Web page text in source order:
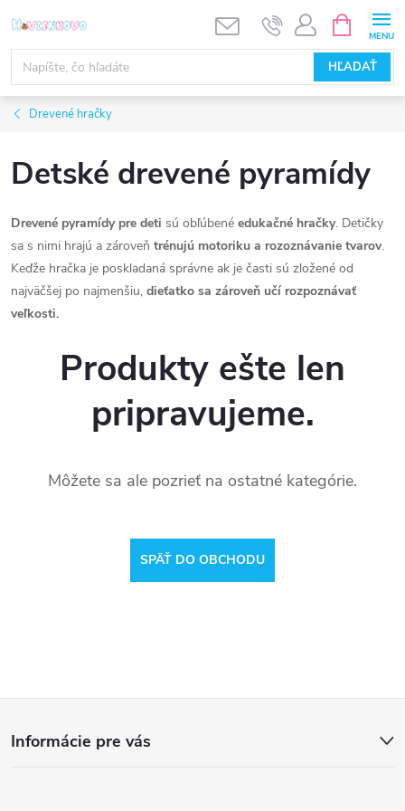
na
obsah
HĽADAŤ
KOŠÍK
Drevené hračky
Detské drevené pyramídy
Drevené pyramídy pre deti sú obľúbené edukačné hračky. Detičky
sa s nimi hrajú a zároveň trénujú motoriku a rozoznávanie tvarov.
Keďže hračka je poskladaná správne ak je časti sú zložené od
najväčšej po najmenšiu, dieťatko sa zároveň učí rozpoznávať
veľkosti.
Produkty ešte len
pripravujeme.
Môžete sa ale pozrieť na ostatné kategórie.
SPÄŤ DO OBCHODU
Informácie pre vás